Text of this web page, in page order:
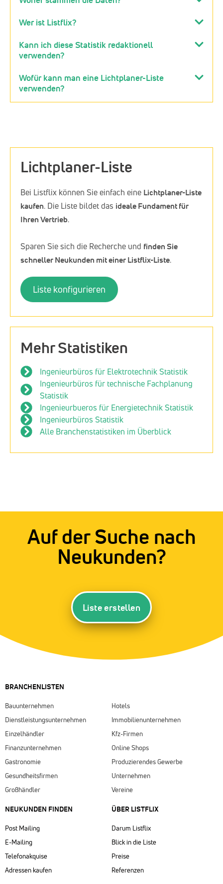
Wer ist Listflix?
Kann ich diese Statistik redaktionell
verwenden?
Wofür kann man eine Lichtplaner-Liste
verwenden?
Lichtplaner-Liste
Bei Listflix können Sie einfach eine Lichtplaner-Liste
kaufen. Die Liste bildet das ideale Fundament für
Ihren Vertrieb.
Sparen Sie sich die Recherche und finden Sie
schneller Neukunden mit einer Listflix-Liste.
Liste konfigurieren
Mehr Statistiken
Ingenieurbüros für Elektrotechnik Statistik
Ingenieurbüros für technische Fachplanung
Statistik
Ingenieurbueros für Energietechnik Statistik
Ingenieurbüros Statistik
Alle Branchenstatistiken im Überblick
Auf der Suche nach
Neukunden?
Liste erstellen
BRANCHENLISTEN
Bauunternehmen
Dienstleistungsunternehmen
Einzelhändler
Finanzunternehmen
Gastronomie
Gesundheitsfirmen
Großhändler
Hotels
Immobilienunternehmen
Kfz-Firmen
Online Shops
Produzierendes Gewerbe
Unternehmen
Vereine
NEUKUNDEN FINDEN
Post Mailing
E-Mailing
Telefonakquise
Adressen kaufen
ÜBER LISTFLIX​
Darum Listflix
Blick in die Liste
Preise
Referenzen